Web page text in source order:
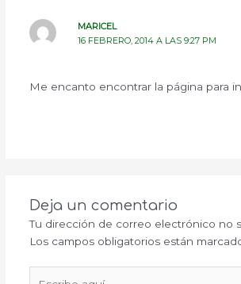
MARICEL
16 FEBRERO, 2014 A LAS 9:27 PM
Me encanto encontrar la página para
Deja un comentario
Tu dirección de correo electrónico no
Los campos obligatorios están